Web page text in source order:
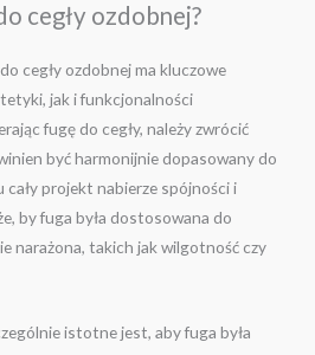
cegły ozdobnej?
cegły ozdobnej ma kluczowe
jak i funkcjonalności
fugę do cegły, należy zwrócić
być harmonijnie dopasowany do
cały projekt nabierze spójności i
by fuga była dostosowana do
narażona, takich jak wilgotność czy
istotne jest, aby fuga była